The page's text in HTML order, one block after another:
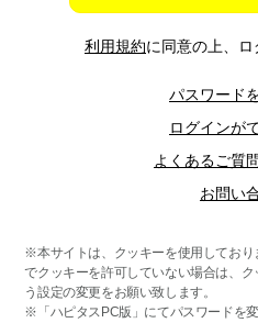
利用規約に同意の上、ロ
パスワード
ログインが
よくあるご質
お問い
※本サイトは、クッキーを使用しており
でクッキーを許可していない場合は、
う設定の変更をお願い致します。
※「ハピタスPC版」にてパスワードを